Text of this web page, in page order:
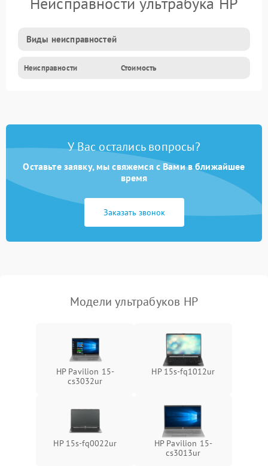
Виды неисправностей
Неисправности Стоимость
У Вас остались вопросы?
Оставьте заявку, мы свяжемся с Вами в ближайшее
время
Заказать звонок
Модели ультрабуков HP
HP Pavilion 15-
cs3032ur
HP 15s-fq1012ur
HP 15s-fq0022ur
HP Pavilion 15-
cs3013ur